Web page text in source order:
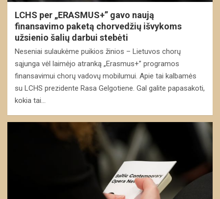
LCHS per „ERASMUS+” gavo naują
finansavimo paketą chorvedžių išvykoms
užsienio šalių darbui stebėti
Neseniai sulaukėme puikios žinios – Lietuvos chorų
sąjunga vėl laimėjo atranką „Erasmus+” programos
finansavimui chorų vadovų mobilumui. Apie tai kalbamės
su LCHS prezidente Rasa Gelgotiene. Gal galite papasakoti,
kokia tai…